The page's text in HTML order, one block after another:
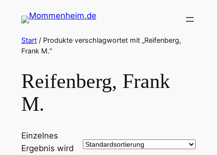
Inhalt
springen
Start/ Produkte verschlagwortet mit „Reifenberg,
Frank M.“
Reifenberg, Frank
M.
Einzelnes
Ergebnis wird